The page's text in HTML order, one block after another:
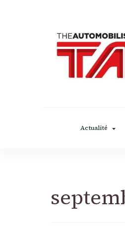
Actualité